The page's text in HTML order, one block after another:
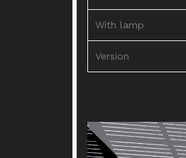
With lamp
Version